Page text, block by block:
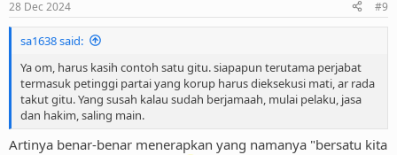
28 Dec 2024 #9
sa1638 said:
Ya om, harus kasih contoh satu gitu. siapapun terutama perjabat
termasuk petinggi partai yang korup harus dieksekusi mati, ar rada
takut gitu. Yang susah kalau sudah berjamaah, mulai pelaku, jasa
dan hakim, saling main.
Artinya benar-benar menerapkan yang namanya "bersatu kita